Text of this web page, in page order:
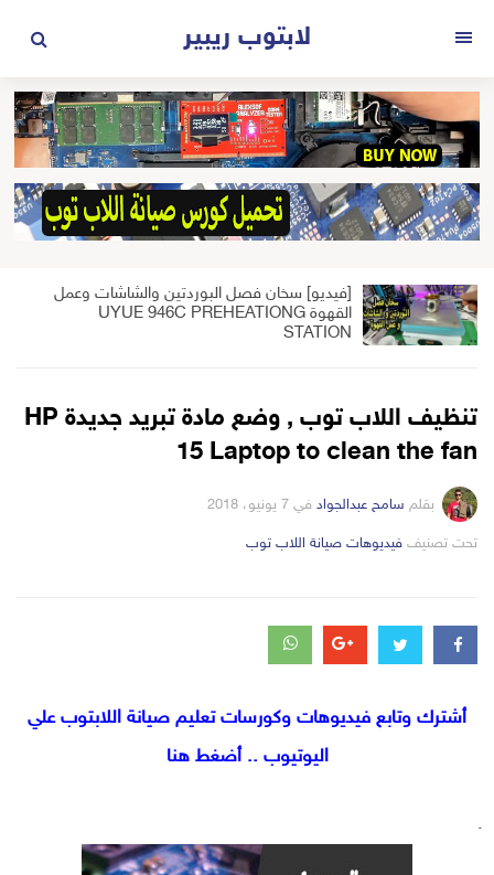
المحتوى
لابتوب ريبير
[فيديو] سخان فصل البوردتين والشاشات وعمل
القهوة UYUE 946C PREHEATIONG
STATION
تنظيف اللاب توب , وضع مادة تبريد جديدة HP
15 Laptop to clean the fan
بقلم سامح عبدالجواد في 7 يونيو، 2018
تحت تصنيف التصانيف
فيديوهات صيانة اللاب توب
أشترك وتابع فيديوهات وكورسات تعليم صيانة اللابتوب علي
اليوتيوب .. أضغط هنا
.